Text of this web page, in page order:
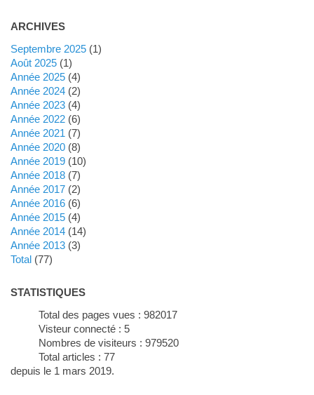
ARCHIVES
septembre 2025(1)
août 2025(1)
année 2025(4)
année 2024(2)
année 2023(4)
année 2022(6)
année 2021 (7)
année 2020(8)
année 2019(10)
année 2018(7)
année 2017(2)
année 2016(6)
année 2015(4)
année 2014(14)
année 2013(3)
total (77)
STATISTIQUES
Total des pages vues : 982017
Visteur connecté : 5
Nombres de visiteurs : 979520
Total articles : 77
depuis le 1 mars 2019.